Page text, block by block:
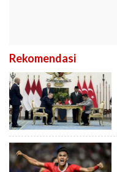
Rekomendasi